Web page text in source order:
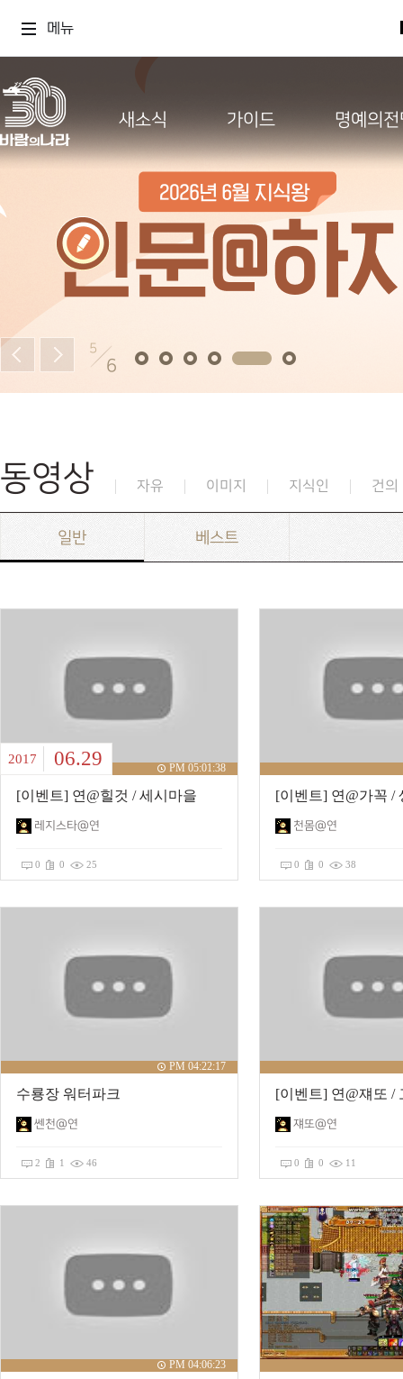
메뉴
새소식 가이드 명예의
5
6
동영상 자유 이미지 지식인 건의
일반 베스트
2017 06.29 PM 05:01:38
[이벤트] 연@힐것 / 세시마을
레지스타@연
0 0 25
천몸@연
0 0 38
PM 04:22:17
수룡장 워터파크
쎈천@연
2 1 46
[이벤트] 연@쟤또 /
쟤또@연
0 0 11
PM 04:06:23